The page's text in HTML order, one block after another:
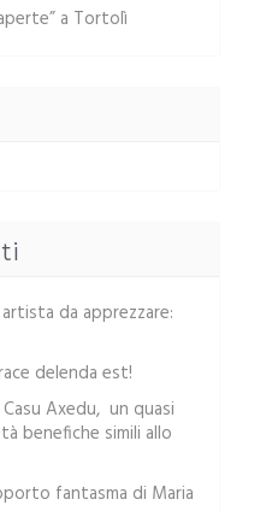
a Tortolì
da apprezzare:
delenda est!
Axedu, un quasi
benefiche simili allo
fantasma di Maria